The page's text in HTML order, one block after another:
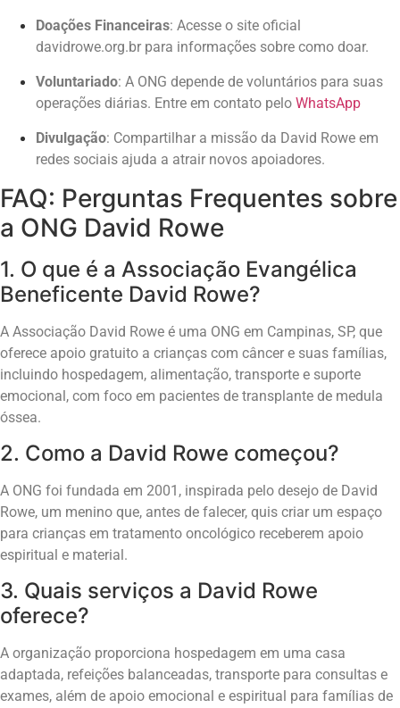
Doações Financeiras: Acesse o site oficial
davidrowe.org.br para informações sobre como doar.
Voluntariado: A ONG depende de voluntários para suas
operações diárias. Entre em contato pelo WhatsApp
Divulgação: Compartilhar a missão da David Rowe em
redes sociais ajuda a atrair novos apoiadores.
FAQ: Perguntas Frequentes sobre
a ONG David Rowe
1. O que é a Associação Evangélica
Beneficente David Rowe?
A Associação David Rowe é uma ONG em Campinas, SP, que
oferece apoio gratuito a crianças com câncer e suas famílias,
incluindo hospedagem, alimentação, transporte e suporte
emocional, com foco em pacientes de transplante de medula
óssea.
2. Como a David Rowe começou?
A ONG foi fundada em 2001, inspirada pelo desejo de David
Rowe, um menino que, antes de falecer, quis criar um espaço
para crianças em tratamento oncológico receberem apoio
espiritual e material.
3. Quais serviços a David Rowe
oferece?
A organização proporciona hospedagem em uma casa
adaptada, refeições balanceadas, transporte para consultas e
exames, além de apoio emocional e espiritual para famílias de